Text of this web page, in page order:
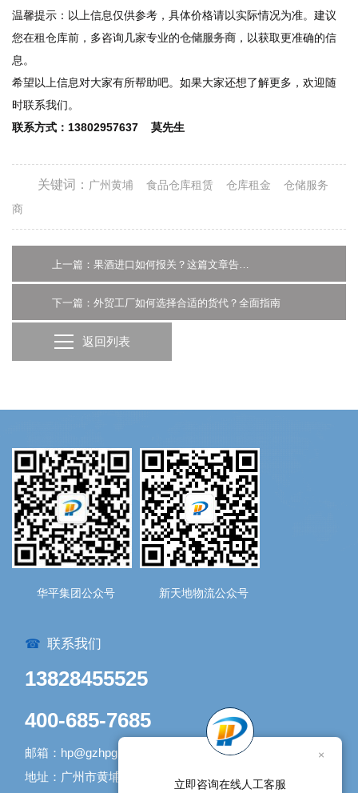
温馨提示：以上信息仅供参考，具体价格请以实际情况为准。建议
您在租仓库前，多咨询几家专业的仓储服务商 ，以获取更准确的信
息。
希望以上信息对大家有所帮助吧。如果大家还想了解更多，欢迎随
时联系我们。
联系方式：13802957637 莫先生
关键词： 广州黄埔 食品仓库租赁 仓库租金
仓储服务
商
下一篇：外贸工厂如何选择合适的货代？全面指南
返回列表
华平集团公众号 新天地物流公众号
☎ 联系我们
13828455525
400-685-7685
邮箱：hp@gzhpgroup.com
地址：广州市黄埔区开发大道1338号1号库
×
立即咨询在线人工客服